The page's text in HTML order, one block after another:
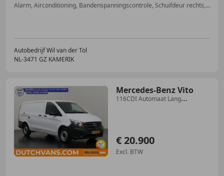
Alarm, Airconditioning, Bandenspanningscontrole, Schuifdeur rechts, Dakrails, Met onderhoudshistorie, Trekhaak, Bluetooth
Autobedrijf Wil van der Tol
NL-3471 GZ KAMERIK
Mercedes-Benz Vito
116CDI Automaat Lang
€ 20.900
Excl. BTW